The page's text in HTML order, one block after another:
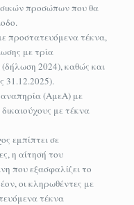
προσώπων που θα
προστατευόμενα τέκνα,
με τρία
2024), καθώς και
31.12.2025).
(ΑμεΑ) με
με τέκνα
εμπίπτει σε
η αίτησή του
που εξασφαλίζει το
οι κληρωθέντες με
τέκνα